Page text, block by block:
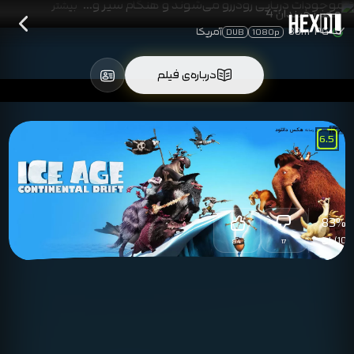
موجودات دریایی رودررو می‌‎شوند و هنگام سیر و…
بیشتر
PG
88m
1080p
DUB آمریکا
درباره‌ی فیلم
6.5
%
83
رای 17
84